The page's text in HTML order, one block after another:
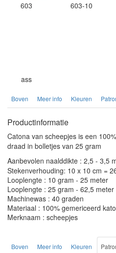
603 603-10
ass
Boven Meer info Kleuren
Productinformatie
Catona van scheepjes is een
draad in bolletjes van 25 gram
Aanbevolen naalddikte : 2,5 - 3,5
Stekenverhouding: 10 x 10 cm =
Looplengte : 10 gram - 25 meter
Looplengte : 25 gram - 62,5 meter
Machinewas : 40 graden
Materiaal : 100% gemericeerd
Merknaam : scheepjes
Boven Meer info Kleuren